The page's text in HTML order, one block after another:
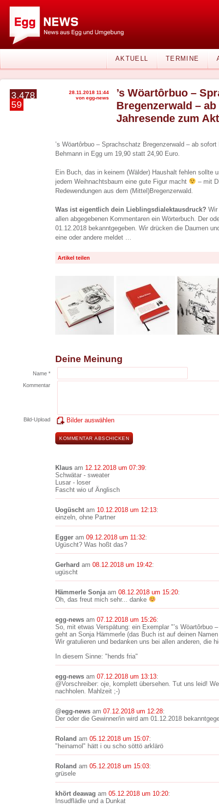
AKTUELL TERMINE
3.478
59
28.11.2018 11:44
von egg-news
’s Wöartôrbuo –
Bregenzerwald –
Jahresende zum
’s Wöartôrbuo – Sprachschatz Bregenzerwald – ab
Behmann in Egg um 19,90 statt 24,90 Euro.
Ein Buch, das in keinem (Wälder) Haushalt fehlen sollte
jedem Weihnachtsbaum eine gute Figur macht
– mit
Redewendungen aus dem (Mittel)Bregenzerwald.
Was ist eigentlich dein Lieblingsdialektausdruck? Wir
allen abgegebenen Kommentaren ein Wörterbuch. Der
01.12.2018 bekanntgegeben. Wir drücken die Daumen
eine oder andere meldet …
Artikel teilen
Deine Meinung
Name *
Kommentar
Bild-Upload Bilder auswählen
Klaus am 12.12.2018 um 07:39:
Schwätar - sweater
Lusar - loser
Fascht wio uf Änglisch
Uogüscht am 10.12.2018 um 12:13:
einzeln, ohne Partner
Egger am 09.12.2018 um 11:32:
Ugüscht? Was hoßt das?
Gerhard am 08.12.2018 um 19:42:
ugüscht
Hämmerle Sonjaam 08.12.2018 um 15:20:
Oh, das freut mich sehr... danke
egg-news am 07.12.2018 um 15:26:
So, mit etwas Verspätung: ein Exemplar "’s Wöartôrbuo
geht an Sonja Hämmerle (das Buch ist auf deinen
Wir gratulieren und bedanken uns bei allen anderen, die
In diesem Sinne: "hends fria"
egg-news am 07.12.2018 um 13:13:
@Vorschreiber: oje, komplett übersehen. Tut uns leid!
nachholen. Mahlzeit ;-)
@egg-news am 07.12.2018 um 12:28:
Der oder die Gewinner/in wird am 01.12.2018
Roland am 05.12.2018 um 15:07:
"heinamol" hätt i ou scho söttö arklärö
Roland am 05.12.2018 um 15:03:
grüsele
khört deawag am 05.12.2018 um 10:20:
Insudflädle und a Dunkat